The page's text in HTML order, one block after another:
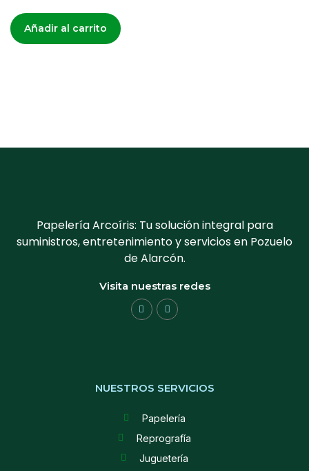
Añadir al carrito
Papelería Arcoíris: Tu solución integral para
suministros, entretenimiento y servicios en Pozuelo
de Alarcón.
Visita nuestras redes
NUESTROS SERVICIOS
Papelería
Reprografía
Juguetería